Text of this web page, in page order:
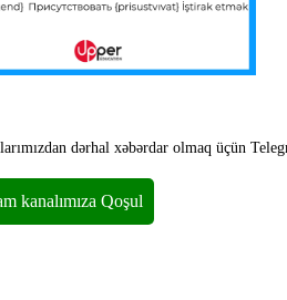
dərhal xəbərdar olmaq üçün